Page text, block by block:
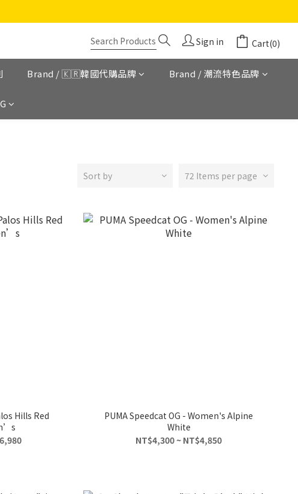
Sign in Cart(0)
Brand / 🇰🇷韓國代購品牌 Brand / 潮流特色品牌
Sort by 72 Items per page
Hills Red
PUMA Speedcat OG - Women's Alpine
White
NT$4,300 ~ NT$4,850